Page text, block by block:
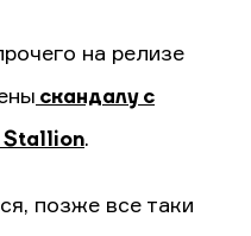
на релизе
скандалу с
Stallion.
позже все таки